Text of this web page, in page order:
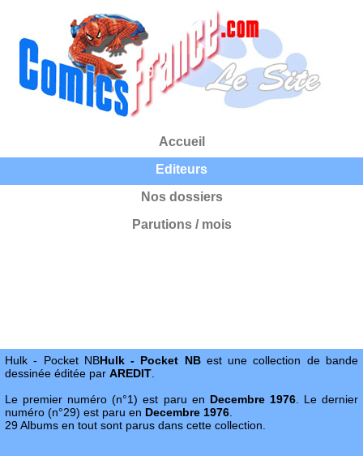
Accueil
Editeurs
Nos dossiers
Parutions / mois
Hulk - Pocket NBHulk - Pocket NBest une collection de bande
dessinée éditée par AREDIT
Le premier numéro (n°1) est paru en Decembre 1976. Le dernier
numéro (n°29) est paru en Decembre 1976
29 Albums en tout sont parus dans cette collection.